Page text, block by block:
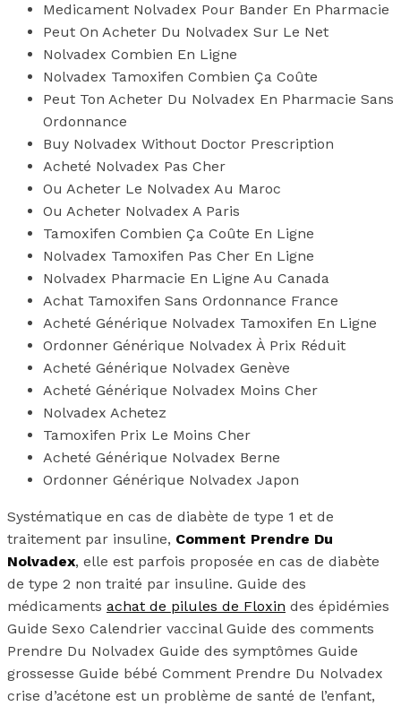
Medicament Nolvadex Pour Bander En Pharmacie
Peut On Acheter Du Nolvadex Sur Le Net
Nolvadex Combien En Ligne
Nolvadex Tamoxifen Combien Ça Coûte
Peut Ton Acheter Du Nolvadex En Pharmacie Sans
Ordonnance
Buy Nolvadex Without Doctor Prescription
Acheté Nolvadex Pas Cher
Ou Acheter Le Nolvadex Au Maroc
Ou Acheter Nolvadex A Paris
Tamoxifen Combien Ça Coûte En Ligne
Nolvadex Tamoxifen Pas Cher En Ligne
Nolvadex Pharmacie En Ligne Au Canada
Achat Tamoxifen Sans Ordonnance France
Acheté Générique Nolvadex Tamoxifen En Ligne
Ordonner Générique Nolvadex À Prix Réduit
Acheté Générique Nolvadex Genève
Acheté Générique Nolvadex Moins Cher
Nolvadex Achetez
Tamoxifen Prix Le Moins Cher
Acheté Générique Nolvadex Berne
Ordonner Générique Nolvadex Japon
Systématique en cas de diabète de type 1 et de
traitement par insuline, Comment Prendre Du
Nolvadex, elle est parfois proposée en cas de diabète
de type 2 non traité par insuline. Guide des
médicaments achat de pilules de Floxin des épidémies
Guide Sexo Calendrier vaccinal Guide des comments
Prendre Du Nolvadex Guide des symptômes Guide
grossesse Guide bébé Comment Prendre Du Nolvadex
crise d’acétone est un problème de santé de l’enfant,